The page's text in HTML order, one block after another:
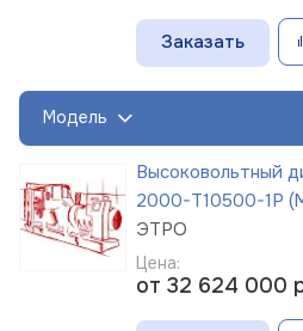
Заказать
Модель
Высоковольтный
2000-Т10500-1Р
ЭТРО
Цена:
от 32 624 000